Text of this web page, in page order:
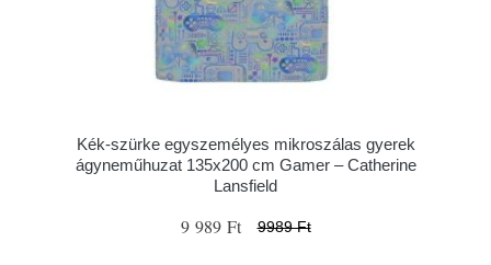
Kék-szürke egyszemélyes mikroszálas gyerek
ágyneműhuzat 135x200 cm Gamer – Catherine
Lansfield
9 989 Ft 9989 Ft